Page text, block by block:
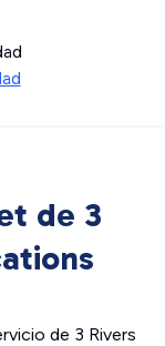
de 3
de 3 Rivers